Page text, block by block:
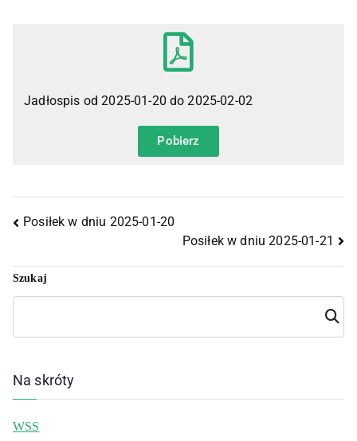
Jadłospis od 2025-01-20 do 2025-02-02
Pobierz
Posiłek w dniu 2025-01-20
Posiłek w dniu 2025-01-21
Szukaj
Szuka
j
Na skróty
WSS